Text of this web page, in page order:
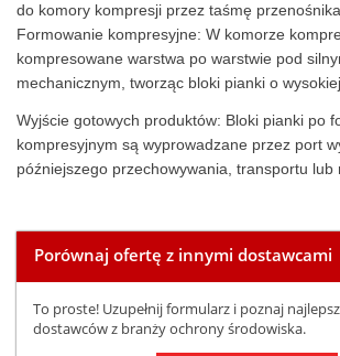
do komory kompresji przez taśmę przenośnika.
Formowanie kompresyjne: W komorze
kompresowane warstwa po warstwie pod
mechanicznym, tworząc bloki pianki o
Wyjście gotowych produktów: Bloki pianki po
kompresyjnym są wyprowadzane przez port
późniejszego przechowywania, transportu lub
Porównaj ofertę z innymi dostawcami
To proste! Uzupełnij formularz i poznaj
dostawców z branży ochrony środowiska.